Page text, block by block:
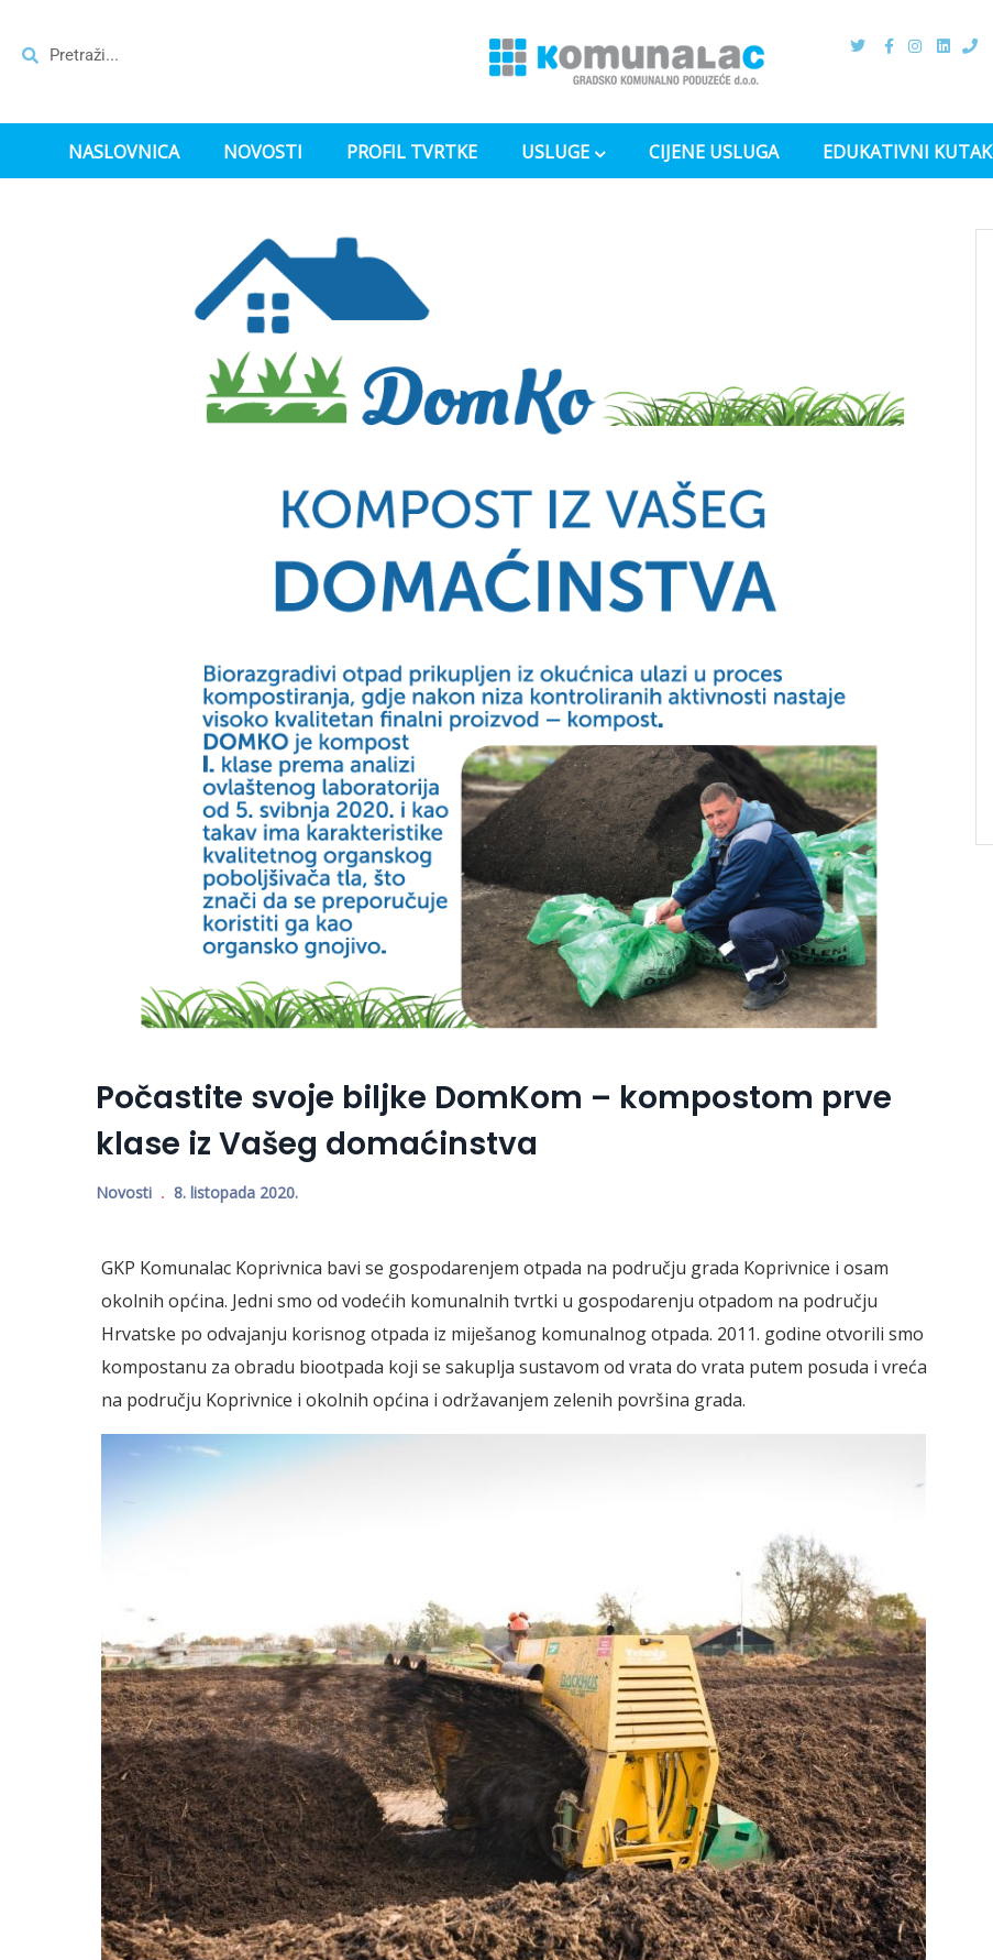
NASLOVNICA NOVOSTI PROFIL TVRTKE USLUGE CIJENE USLUGA EDUKATIVNI KUTAK
Počastite svoje biljke DomKom – kompostom prve
klase iz Vašeg domaćinstva
Novosti 8. listopada 2020.
GKP Komunalac Koprivnica bavi se gospodarenjem otpada na području grada Koprivnice i osam
okolnih općina. Jedni smo od vodećih komunalnih tvrtki u gospodarenju otpadom na području
Hrvatske po odvajanju korisnog otpada iz miješanog komunalnog otpada. 2011. godine otvorili smo
kompostanu za obradu biootpada koji se sakuplja sustavom od vrata do vrata putem posuda i vreća
na području Koprivnice i okolnih općina i održavanjem zelenih površina grada.